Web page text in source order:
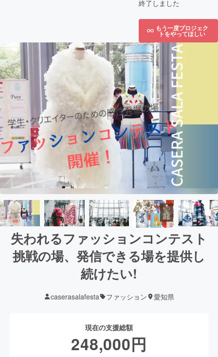
終了しました
もう一度プロジェク
トをやってほしい
失われるファッションコンテスト
挑戦の場、発信できる場を提供し
続けたい!
caserasalafesta ファッション 愛知県
現在の支援総額
248,000円